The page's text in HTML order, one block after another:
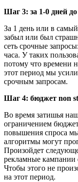
Шаг 3: за 1-0 дней
За 1 день или в
забыл или был
сеть срочные
часа. У таких
потому что времени
этот период мы
срочным запросам.
Шаг 4: бюджет non
Во время затишья
ограничением
повышения спроса
алгоритмы могут
Произойдет
рекламные кампании
Чтобы этого не
на этот период.